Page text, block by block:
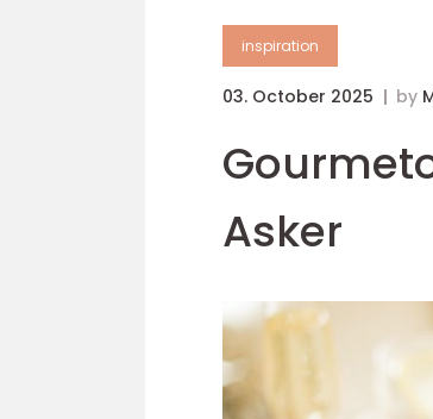
inspiration
03. October 2025 by
Asker